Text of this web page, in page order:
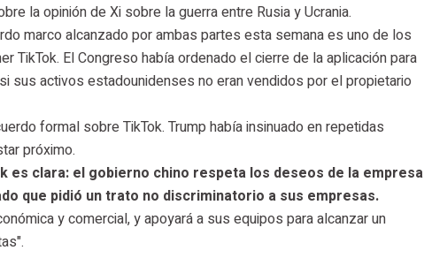
la opinión de Xi sobre la guerra entre Rusia y Ucrania.
marco alcanzado por ambas partes esta semana es uno de los
TikTok. El Congreso había ordenado el cierre de la aplicación para
sus activos estadounidenses no eran vendidos por el propietario
formal sobre TikTok. Trump había insinuado en repetidas
próximo.
es clara: el gobierno chino respeta los deseos de la empresa
que pidió un trato no discriminatorio a sus empresas.
y comercial, y apoyará a sus equipos para alcanzar un